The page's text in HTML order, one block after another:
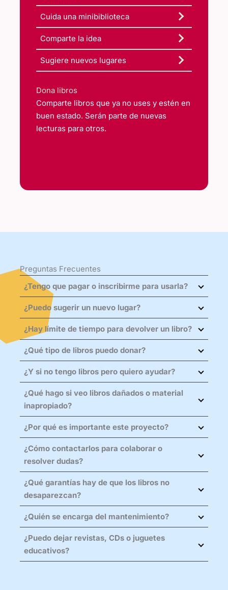
Cuida una minibiblioteca
Comparte la idea
Sugiere nuevos lugares
Dona libros
Comparte libros que ya no uses y estén en
buen estado. Serán parte de nuevas
lecturas para otros.
Preguntas Frecuentes
¿Tengo que pagar o inscribirme para usarla?
No.El servicio es gratuito y sin trámites.
Solo pedimos respeto: cuida los libros y el
espacio para que otros también disfruten.
¿Puedo sugerir un nuevo lugar?
¡Sí! Escríbenos por correo o redes con la
dirección exacta y por qué crees que sería
un buen sitio; evaluamos seguridad, tránsito
peatonal y cercanía a centros educativos.
¿Hay límite de tiempo para devolver un libro?
No establecemos plazos. Te invitamos a leer
tan pronto termines para que siga
circulando.
¿Qué tipo de libros puedo donar?
Libros completos, en buen estado y de
cualquier género
divulgación, poesía, cómic… Evita
enciclopedias muy antiguas o material con
páginas sueltas.
¿Y si no tengo libros pero quiero ayudar?
Puedes
difundirel proyecto,
la
construcción de una caseta, ofrecerte para
nuestras actividades de fomento lector.
¿Qué hago si veo libros dañados o material
inapropiado?
Retíralo y avísanos. Reciclamos ejemplares
sea apto para público general.
¿Por qué es importante este proyecto?
Porque acerca la lectura a todas las edades,
crea sentido de comunidad y fomenta la
Belén de Umbría.
¿Cómo contactarlos para colaborar o
resolver dudas?
Escríbenos a contacto@labdeletras.com
envíanos un mensaje directo en Instagram:
¿Qué garantías hay de que los libros no
desaparezcan?
No hay candados: confiamos en la
responsabilidad compartida
mundial muestra que, con participación
activa, la mayoría de los libros regresan o
son reemplazados por otros.
¿Quién se encarga del mantenimiento?
Nuestro equipo se encarga de mantener las
minibibliotecas lo mejor posible, dentro de
¿Puedo dejar revistas, CDs o juguetes
educativos?